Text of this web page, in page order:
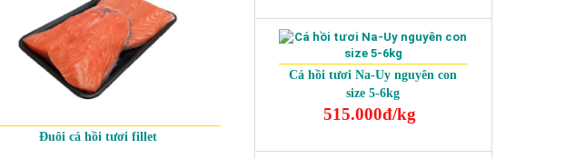
Đuôi cá hồi tươi fillet
Cá hồi tươi Na-Uy nguyên con
size 5-6kg
515.000đ/kg